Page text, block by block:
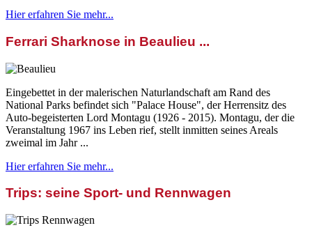
Hier erfahren Sie mehr...
Ferrari Sharknose in Beaulieu ...
Eingebettet in der malerischen Naturlandschaft am Rand des
National Parks befindet sich "Palace House", der Herrensitz des
Auto-begeisterten Lord Montagu (1926 - 2015). Montagu, der die
Veranstaltung 1967 ins Leben rief, stellt inmitten seines Areals
zweimal im Jahr ...
Hier erfahren Sie mehr...
Trips: seine Sport- und Rennwagen